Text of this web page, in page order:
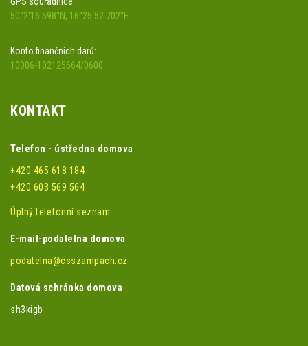
50°2'16.598"N, 16°25'52.702"E
Konto finančních darů:
10006-102125664/0600
KONTAKT
Telefon - ústředna domova
+420 465 618 184
+420 603 569 564
Úplný telefonní seznam
E-mail-podatelna domova
podatelna@csszampach.cz
Datová schránka domova
sh3kigb